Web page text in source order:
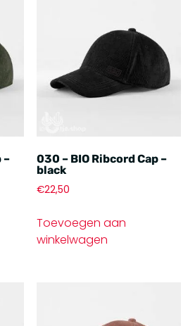
–
030 – BIO Ribcord Cap –
black
€22,50
Toevoegen aan
winkelwagen